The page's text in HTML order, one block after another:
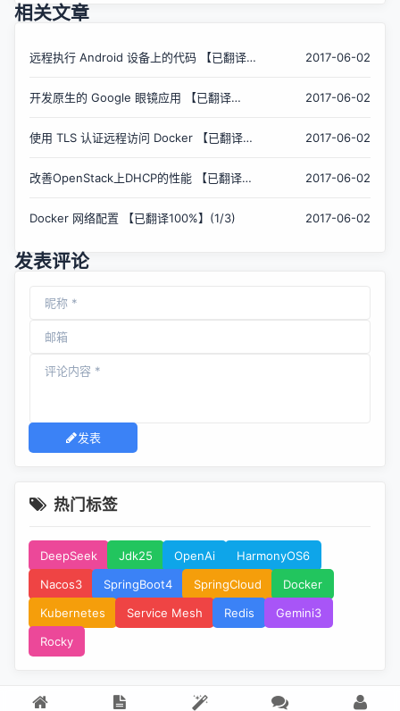
相关文章
远程执行 Android 设备上的代码 【已翻译
2017-06-02
开发原生的 Google 眼镜应用 【已翻译
2017-06-02
使用 TLS 认证远程访问 Docker 【已翻译
2017-06-02
改善OpenStack上DHCP的性能 【已翻译
2017-06-02
Docker 网络配置 【已翻译100%】(1/3) 2017-06-02
发表评论
发表
热门标签
DeepSeek Jdk25 OpenAi
HarmonyOS6
Nacos3
SpringBoot4 SpringCloud
Docker
Kubernetes
Service Mesh Redis
Gemini3
Rocky